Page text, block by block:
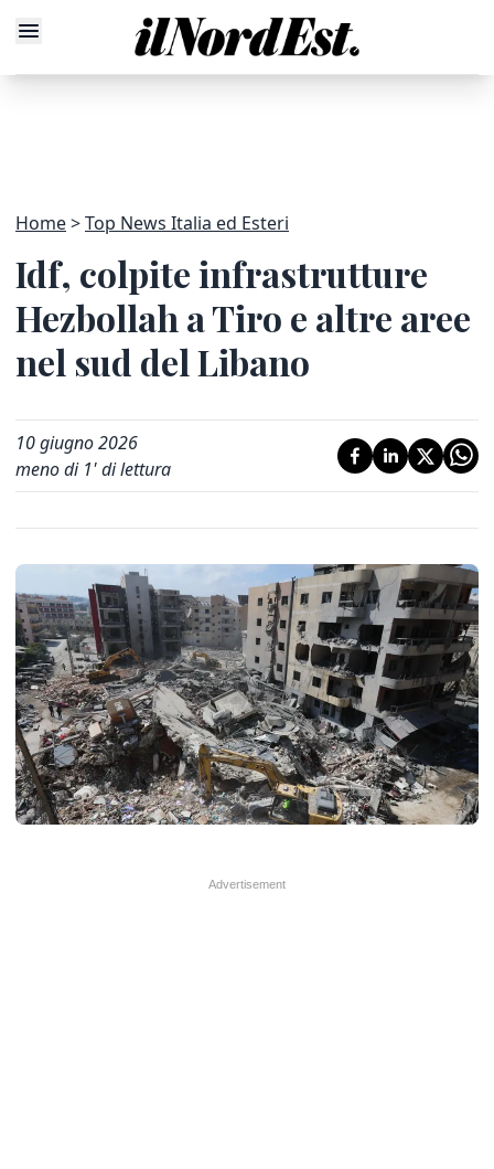
Home Top News Italia ed Esteri
Idf, colpite infrastrutture
Hezbollah a Tiro e altre aree
nel sud del Libano
10 giugno 2026
meno di 1' di lettura